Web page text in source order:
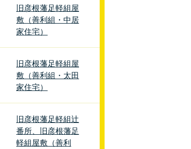
旧彦根藩足軽組屋
敷（善利組・中居
家住宅）
旧彦根藩足軽組屋
敷（善利組・太田
家住宅）
旧彦根藩足軽組辻
番所、旧彦根藩足
軽組屋敷（善利